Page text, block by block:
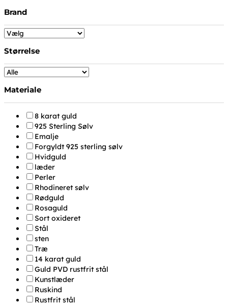
Brand
Størrelse
Materiale
8 karat guld
925 Sterling Sølv
Emalje
Forgyldt 925 sterling sølv
Hvidguld
læder
Perler
Rhodineret sølv
Rødguld
Rosaguld
Sort oxideret
Stål
sten
Træ
14 karat guld
Guld PVD rustfrit stål
Kunstlæder
Ruskind
Rustfrit stål